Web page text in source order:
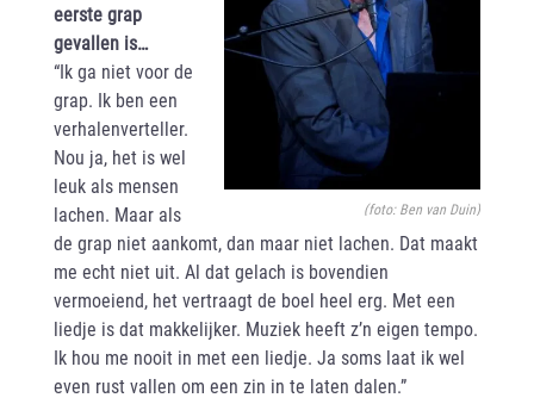
(foto: Ben van Duin)
eerste grap
gevallen is…
“Ik ga niet voor de
grap. Ik ben een
verhalenverteller.
Nou ja, het is wel
leuk als mensen
lachen. Maar als
de grap niet aankomt, dan maar niet lachen. Dat maakt
me echt niet uit. Al dat gelach is bovendien
vermoeiend, het vertraagt de boel heel erg. Met een
liedje is dat makkelijker. Muziek heeft z’n eigen tempo.
Ik hou me nooit in met een liedje. Ja soms laat ik wel
even rust vallen om een zin in te laten dalen.”